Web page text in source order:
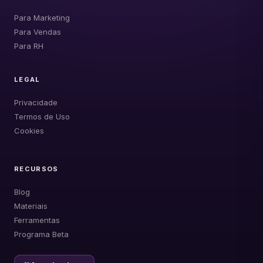
Para Marketing
Para Vendas
Para RH
LEGAL
Privacidade
Termos de Uso
Cookies
RECURSOS
Blog
Materiais
Ferramentas
Programa Beta